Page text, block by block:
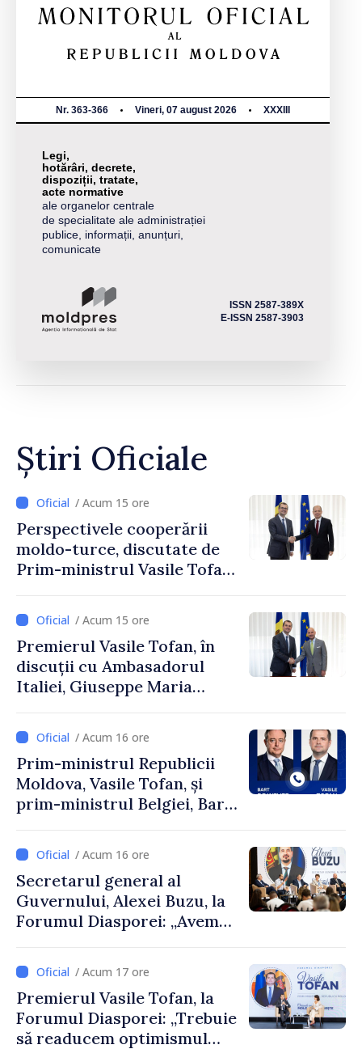
Nr. 363-366 Vineri, 07 august 2026 XXXIII
Legi,
hotărâri, decrete,
dispoziții, tratate,
acte normative
ale organelor centrale
de specialitate ale administrației
publice, informații, anunțuri,
comunicate
ISSN 2587-389X
E-ISSN 2587-3903
Știri Oficiale
/ Acum 15 ore
Perspectivele cooperării
moldo-turce, discutate de
Prim-ministrul Vasile Tofan
Uygar Mustafa Sertel
/ Acum 15 ore
Premierul Vasile Tofan, în
discuții cu Ambasadorul
Italiei, Giuseppe Maria
/ Acum 16 ore
Prim-ministrul Republicii
Moldova, Vasile Tofan, și
prim-ministrul Belgiei, Bart
despre parcursul european
al Republicii Moldova.
/ Acum 16 ore
Secretarul general al
Guvernului, Alexei Buzu, la
Forumul Diasporei: „Avem
dumneavoastră pentru a
construi comunități mai
puternice”
/ Acum 17 ore
Premierul Vasile Tofan, la
Forumul Diasporei: „Trebuie
să readucem optimismul